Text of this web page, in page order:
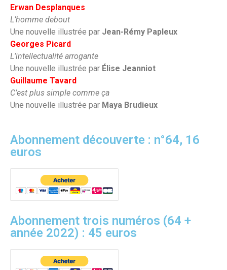
Erwan Desplanques
L’homme debout
Une nouvelle illustrée par Jean-Rémy Papleux
Georges Picard
L’intellectualité arrogante
Une nouvelle illustrée par Élise Jeanniot
Guillaume Tavard
C’est plus simple comme ça
Une nouvelle illustrée par Maya Brudieux
Abonnement découverte : n°64, 16
euros
Abonnement trois numéros (64 +
année 2022) : 45 euros